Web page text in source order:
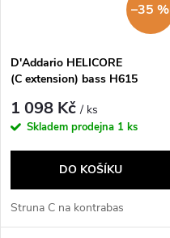
–35 %
D'Addario HELICORE
(C extension) bass H615
1 098 Kč/ ks
Skladem prodejna 1 ks
DO KOŠÍKU
Struna C na kontrabas